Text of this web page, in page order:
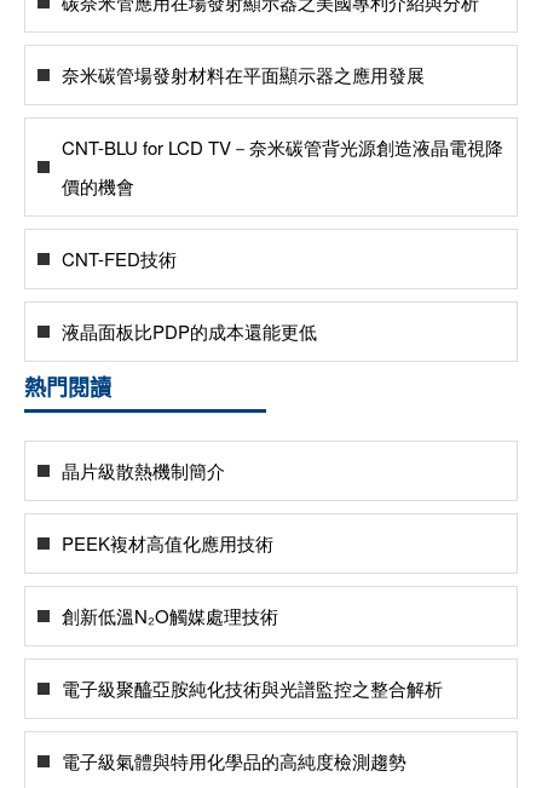
奈米碳管場發射材料在平面顯示器之應用發展
CNT-BLU for LCD TV－奈米碳管背光源創造液晶電視降
價的機會
CNT-FED技術
液晶面板比PDP的成本還能更低
熱門閱讀
晶片級散熱機制簡介
PEEK複材高值化應用技術
創新低溫N₂O觸媒處理技術
電子級聚醯亞胺純化技術與光譜監控之整合解析
電子級氣體與特用化學品的高純度檢測趨勢